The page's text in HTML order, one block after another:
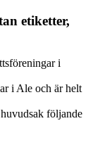
etiketter,
i
i Ale och är helt
följande